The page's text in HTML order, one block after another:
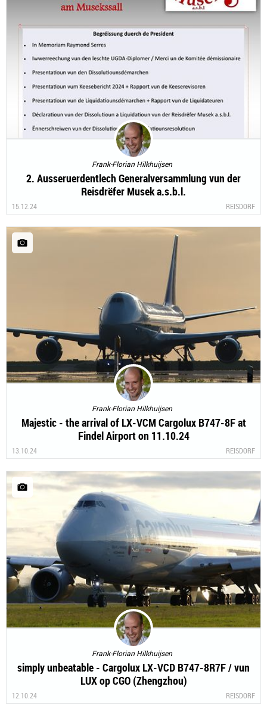
Frank-Florian Hilkhuijsen
2. Ausseruerdentlech Generalversammlung vun der
Reisdrëfer Musek a.s.b.l.
15.12.24 REISDORF
Frank-Florian Hilkhuijsen
Majestic - the arrival of LX-VCM Cargolux B747-8F at
Findel Airport on 11.10.24
13.10.24 REISDORF
Frank-Florian Hilkhuijsen
simply unbeatable - Cargolux LX-VCD B747-8R7F / vun
LUX op CGO (Zhengzhou)
12.10.24 REISDORF